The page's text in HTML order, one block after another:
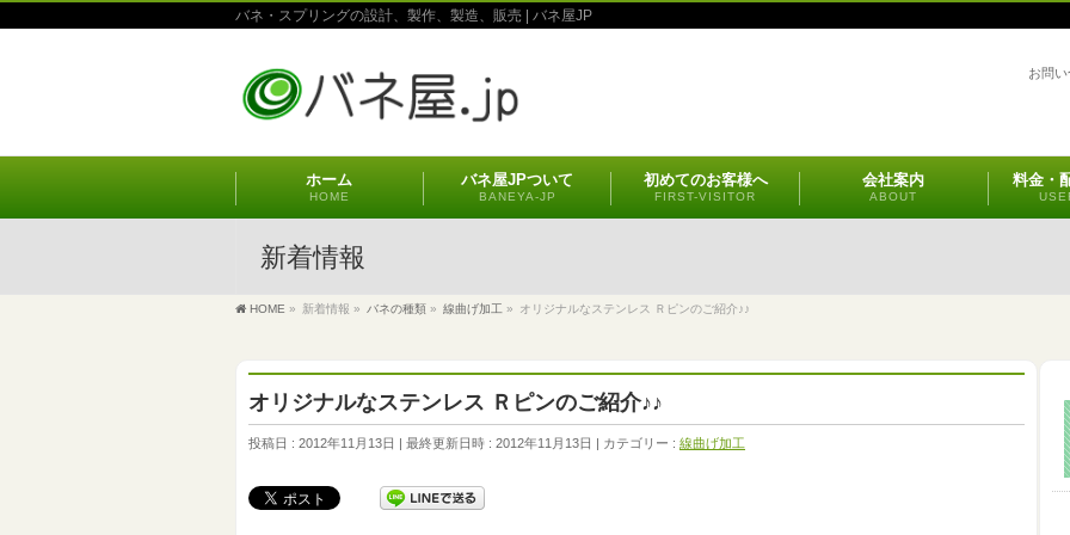
バネ・スプリングの設計、製作、製造、販売 | バネ屋JP
お問
ホーム
HOME
バネ屋JPついて
BANEYA-JP
初めてのお客様へ
FIRST-VISITOR
会社案内
ABOUT
料金・
新着情報
HOME » 新着情報 » バネの種類 » 線曲げ加工 » オリジナルなステンレス Ｒピンのご紹介♪♪
オリジナルなステンレス Ｒピンのご紹介♪♪
投稿日 : 2012年11月13日 最終更新日時 : 2012年11月13日 カテゴリー : 線曲げ加工